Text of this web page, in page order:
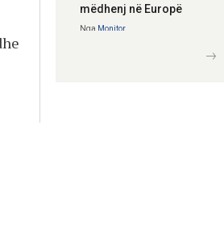
mëdhenj në Europë
Nga Monitor